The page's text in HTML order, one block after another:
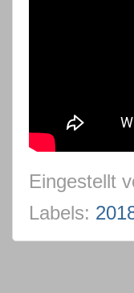
Eingestellt
Labels: